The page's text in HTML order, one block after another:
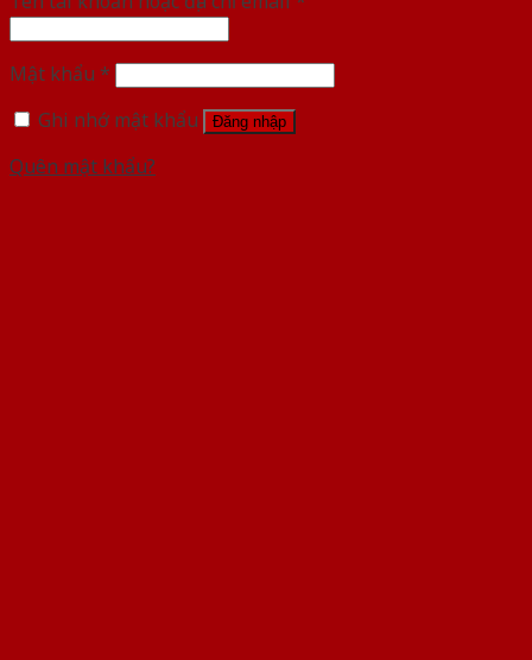
Mật khẩu *
Ghi nhớ mật khẩu
Đăng nhập
Quên mật khẩu?